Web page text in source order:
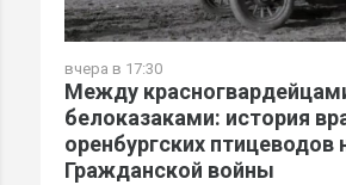
вчера в 17:30
Между
белоказаками: история
оренбургских птицеводов
Гражданской войны